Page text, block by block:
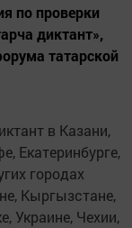
по проверки
диктант»,
татарской
в Казани,
Екатеринбурге,
городах
Кыргызстане,
Украине, Чехии,